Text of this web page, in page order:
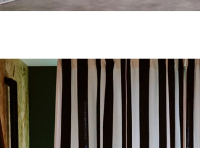
Cortinado em tecido pré-cortado VARGTÖREL em